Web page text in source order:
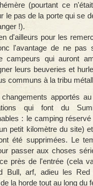
(pourtant ce
le pas de la porte qui se
!).
d'ailleurs pour les
l'avantage de ne pas
campeurs qui auront
leurs beuveries et
communs à la tribu
apportés
qui font du
: le camping
petit kilomètre du site)
été supprimées. Le
passer aux choses
près de l'entrée (cela
Bull, arf, adieu les
la horde tout au long du